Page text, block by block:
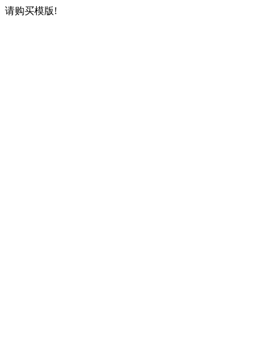
请购买模版!